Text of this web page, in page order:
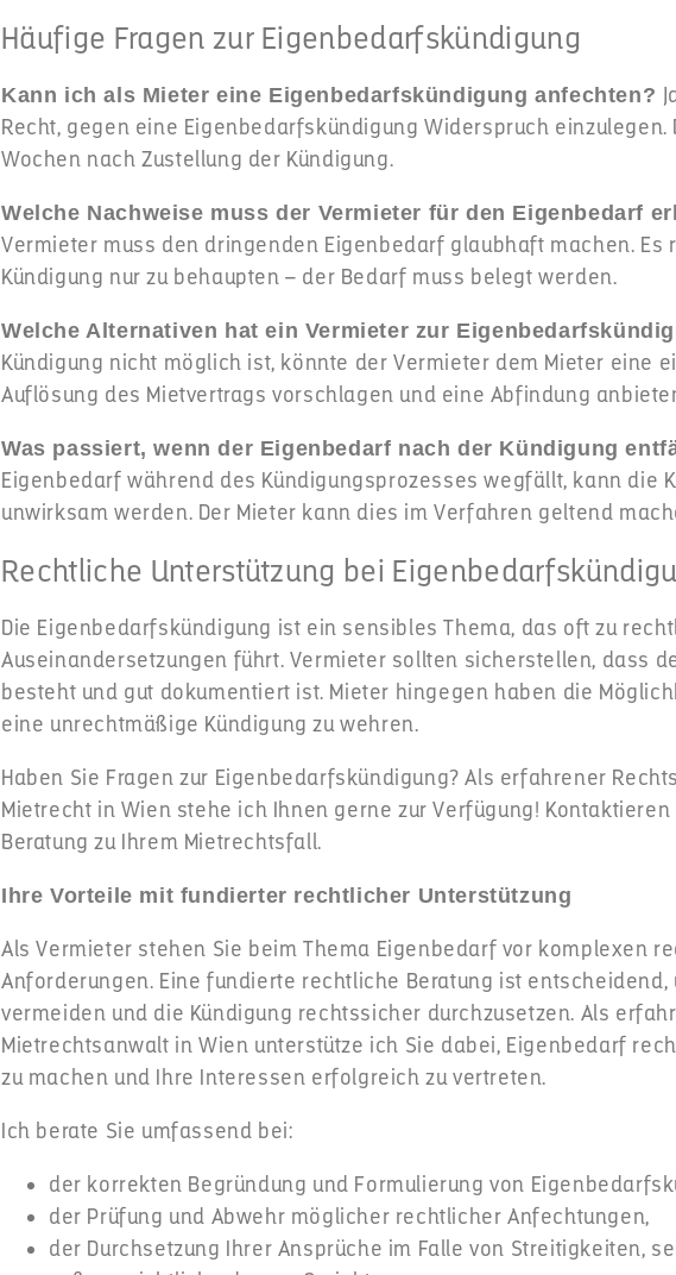
Häufige Fragen zur Eigenbedarfskündigung
Kann ich als Mieter eine Eigenbedarfskündigung anfechten?
Recht, gegen eine Eigenbedarfskündigung Widerspruch einzulegen.
Wochen nach Zustellung der Kündigung.
Welche Nachweise muss der Vermieter für den Eigenbedarf
Vermieter muss den dringenden Eigenbedarf glaubhaft machen. Es
Kündigung nur zu behaupten – der Bedarf muss belegt werden.
Welche Alternativen hat ein Vermieter zur
Kündigung nicht möglich ist, könnte der Vermieter dem Mieter eine
Auflösung des Mietvertrags vorschlagen und eine Abfindung
Was passiert, wenn der Eigenbedarf nach der Kündigung
Eigenbedarf während des Kündigungsprozesses wegfällt, kann die
unwirksam werden. Der Mieter kann dies im Verfahren geltend
Rechtliche Unterstützung bei
Die Eigenbedarfskündigung ist ein sensibles Thema, das oft zu
Auseinandersetzungen führt. Vermieter sollten sicherstellen, dass
besteht und gut dokumentiert ist. Mieter hingegen haben die
eine unrechtmäßige Kündigung zu wehren.
Haben Sie Fragen zur Eigenbedarfskündigung? Als erfahrener
Mietrecht in Wien stehe ich Ihnen gerne zur Verfügung!
Beratung zu Ihrem Mietrechtsfall.
Ihre Vorteile mit fundierter rechtlicher Unterstützung
Als Vermieter stehen Sie beim Thema Eigenbedarf vor komplexen
Anforderungen. Eine fundierte rechtliche Beratung ist entscheidend,
vermeiden und die Kündigung rechtssicher durchzusetzen. Als
Mietrechtsanwalt in Wien unterstütze ich Sie dabei, Eigenbedarf
zu machen und Ihre Interessen erfolgreich zu vertreten.
Ich berate Sie umfassend bei:
der korrekten Begründung und Formulierung von
der Prüfung und Abwehr möglicher rechtlicher Anfechtungen,
der Durchsetzung Ihrer Ansprüche im Falle von Streitigkeiten,